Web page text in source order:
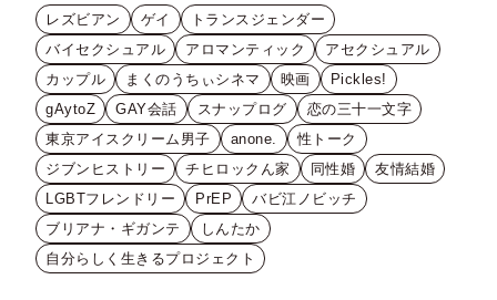
レズビアン ゲイ
トランスジェンダー
バイセクシュアル
アロマンティック
アセクシュアル
カップル
まくのうちぃシネマ 映画
Pickles!
gAytoZ
GAY会話 スナップログ
恋の三十一文字
東京アイスクリーム男子
anone.
性トーク
ジブンヒストリー
チヒロックん家 同性婚
友情結婚
LGBTフレンドリー
PrEP
バビ江ノビッチ
ブリアナ・ギガンテ
しんたか
自分らしく生きるプロジェクト